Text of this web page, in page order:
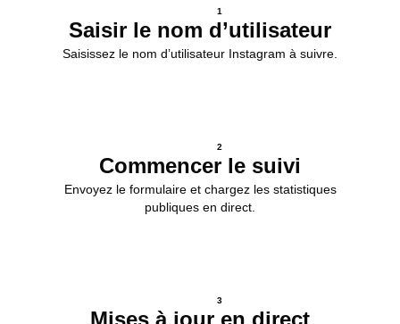
1
Saisir le nom d’utilisateur
Saisissez le nom d’utilisateur Instagram à suivre.
2
Commencer le suivi
Envoyez le formulaire et chargez les statistiques
publiques en direct.
3
Mises à jour en direct